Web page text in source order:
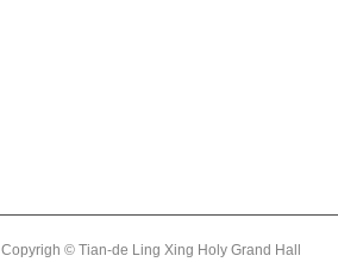
Copyrigh © Tian-de Ling Xing Holy Grand Hall